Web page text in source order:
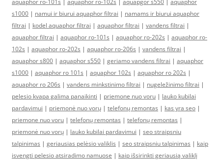
aquaphor ro-101s | aquaphor ro-102s | aquapgor s550 | aquaphor
s1000 | namui ir biurui aquaphor filtrai | namams ir biurui aquaphor
filtrai | kodel aquaphor filtrai | aquaphor filtrai | vandens filtrai |
aquaphor filtrai | aquaphor ro-101s | aquaphor ro-202s | aquaphor ro-
102s | aquaphor ro-202s | aquaphor ro-206s | vandens filtrai |
aquaphor s800 | aquaphor s550 | geriamo vandens filtrai | aquaphor
s1000 | aquaphor ro 101s | aquaphor 102s | aquaphor ro 202s |
aquaphor ro 206s | vandens minkstinimo filtrai | nugeležinimo filtrai |
pelesio kvapa galima panaikinti | priemone nuo voru | lauko kubilai
pardavimui | priemonė nuo vorų | telefonų remontas | kas yra seo |
priemone nuo voru | telefonų remontas | telefonų remontas |
priemonė nuo vorų | lauko kubilai pardavimui | seo straipsniu
talpinimas | geriausias pelėsio valiklis | seo straipsniu talpinimas | kaip
isvengti pelesio atsiradimo namuose | kaip išsirinkti geriausią valiklį